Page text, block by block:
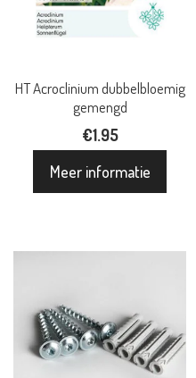
HT Acroclinium dubbelbloemig
gemengd
€1.95
Meer informatie